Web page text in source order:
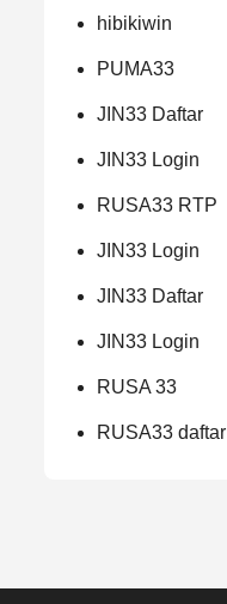
hibikiwin
PUMA33
JIN33 Daftar
JIN33 Login
RUSA33 RTP
JIN33 Login
JIN33 Daftar
JIN33 Login
RUSA 33
RUSA33 daftar